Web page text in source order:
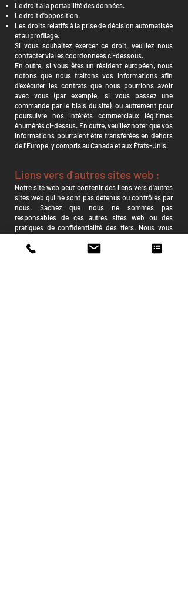
Le droit à la portabilité des données.
Le droit d'opposition.
Les droits relatifs à la prise de décision automatisée
et au profilage.
Si vous souhaitez exercer ce droit, veuillez nous
contacter via les coordonnées ci-dessous.
En outre, si vous êtes un résident européen, nous
notons que nous traitons vos informations afin
d'exécuter les contrats que nous pourrions avoir
avec vous (par exemple, si vous passez une
commande par le biais du site), ou autrement pour
poursuivre nos intérêts commerciaux légitimes
énumérés ci-dessus. En outre, veuillez noter que vos
informations pourraient être transférées en dehors
de l'Europe, y compris au Canada et aux États-Unis.
Liens vers d'autres sites web :
Notre site web peut contenir des liens vers d'autres
sites web qui ne sont pas détenus ou contrôlés par
nous. Sachez que nous ne sommes pas
responsables de ces autres sites web ou des
pratiques de confidentialité des tiers. Nous vous
notre site web et à lire les déclarations de